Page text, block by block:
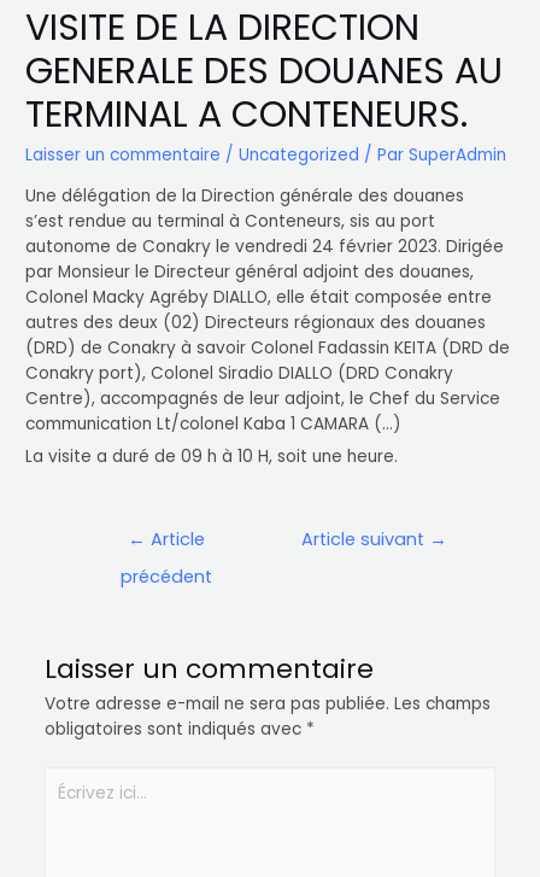
VISITE DE LA DIRECTION
GENERALE DES DOUANES AU
TERMINAL A CONTENEURS.
Laisser un commentaire /Uncategorized / ParSuperAdmin
Une délégation de la Direction générale des douanes
s’est rendue au terminal à Conteneurs, sis au port
autonome de Conakry le vendredi 24 février 2023. Dirigée
par Monsieur le Directeur général adjoint des douanes,
Colonel Macky Agréby DIALLO, elle était composée entre
autres des deux (02) Directeurs régionaux des douanes
(DRD) de Conakry à savoir Colonel Fadassin KEITA (DRD de
Conakry port), Colonel Siradio DIALLO (DRD Conakry
Centre), accompagnés de leur adjoint, le Chef du Service
communication Lt/colonel Kaba 1 CAMARA (…)
La visite a duré de 09 h à 10 H, soit une heure.
← Article
précédent
Article suivant →
Laisser un commentaire
Votre adresse e-mail ne sera pas publiée. Les champs
obligatoires sont indiqués avec *